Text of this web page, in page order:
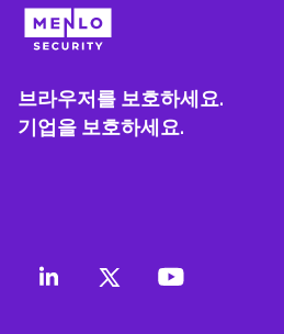
브라우저를 보호하세요.
기업을 보호하세요.